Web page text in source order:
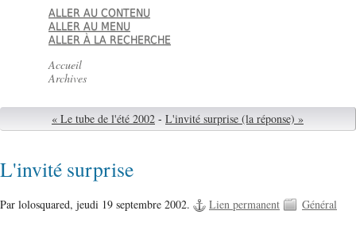
ALLER AU CONTENU
ALLER AU MENU
ALLER À LA RECHERCHE
Accueil
Archives
« Le tube de l'été 2002 - L'invité surprise (la réponse) »
L'invité surprise
Par lolosquared, jeudi 19 septembre 2002. Lien permanent Général